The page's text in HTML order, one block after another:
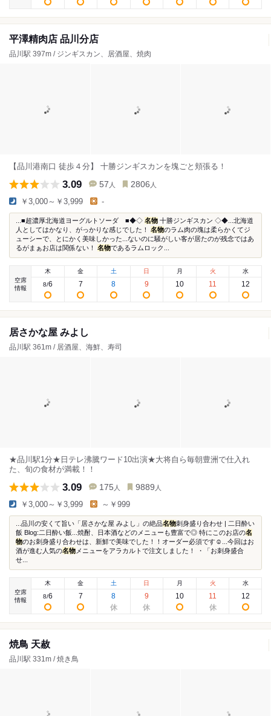
平澤精肉店 品川分店
品川駅 397m / ジンギスカン、居酒屋、焼肉
【品川港南口 徒歩４分】 十勝ジンギスカンを塊ごと頬張る！
3.09 57 人 2806 人
￥3,000～￥3,999 -
...■超濃厚北海道ヨーグルトソーダ ■◆◇ 名物 十勝ジンギスカン ◇◆...北海道
人としてはかなり、がっかりな感じでした！ 名物のラム肉の塊は柔らかくてジ
ューシーで、とにかく美味しかった...ないのに騒がしい客が居たのが残念ではあ
るがまぁお店は関係ない！ 名物であるラムロック...
空席
情報
木
8/6
金
7
土
8
日
9
月
10
火
11
水
12
居さかな屋 みよし
品川駅 361m / 居酒屋、海鮮、寿司
★品川駅1分★日テレ沸騰ワード10出演★大将自ら毎朝豊洲で仕入れ
た、旬の食材が満載！！
3.09 175 人 9889 人
￥3,000～￥3,999 ～￥999
...品川の安くて旨い「居さかな屋 みよし」の絶品名物刺身盛り合わせ | 二日酔い
飯 Blog:二日酔い飯...焼酎、日本酒などのメニューも豊富で◎ 特にこのお店の名
物のお刺身盛り合わせは、新鮮で美味でした！！オーダー必須です☺︎...今回はお
酒が進む人気の名物 メニューをアラカルトで注文しました！ ・「お刺身盛合
せ...
空席
情報
木
8/6
金
7
土
8
日
9
月
10
火
11
水
12
焼鳥 天赦
品川駅 331m / 焼き鳥